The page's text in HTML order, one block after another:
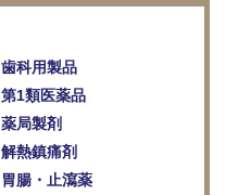
歯科用製品
第1類医薬品
薬局製剤
解熱鎮痛剤
胃腸・止瀉薬